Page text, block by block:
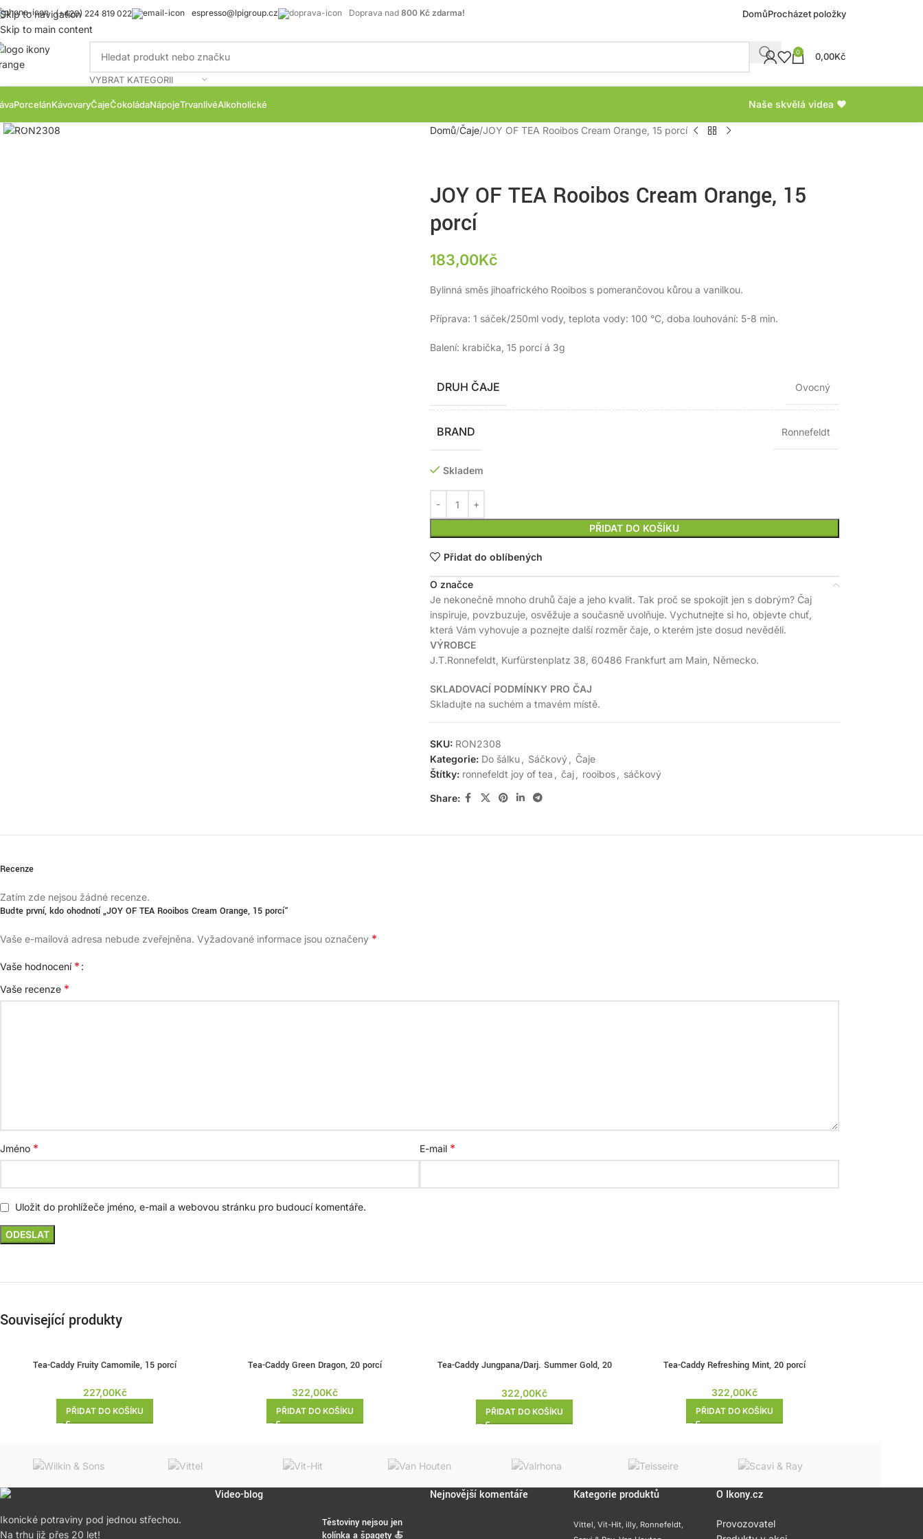
Skip to navigation
Skip to main content
(+420) 224 819 022 espresso@lpigroup.cz Doprava nad 800 Kč zdarma! DomůProcházet položky
VYBRAT KATEGORII
0 0,00Kč
PorcelánKávovaryČajeČokoládaNápojeTrvanlivéAlkoholické Naše skvělá videa ❤
Zobrazit produktovou fotku
Domů Čaje JOY OF TEA Rooibos Cream Orange, 15 porcí
JOY OF TEA Rooibos Cream Orange, 15
porcí
183,00Kč
Bylinná směs jihoafrického Rooibos s pomerančovou kůrou a vanilkou.
Příprava: 1 sáček/250ml vody, teplota vody: 100 °C, doba louhování: 5-8 min.
Balení: krabička, 15 porcí á 3g
DRUH ČAJE Ovocný
BRAND Ronnefeldt
Skladem
PŘIDAT DO KOŠÍKU
Přidat do oblíbených
O značce
Je nekonečně mnoho druhů čaje a jeho kvalit. Tak proč se spokojit jen s dobrým? Čaj
inspiruje, povzbuzuje, osvěžuje a současně uvolňuje. Vychutnejte si ho, objevte chuť,
která Vám vyhovuje a poznejte další rozměr čaje, o kterém jste dosud nevěděli.
VÝROBCE
J.T.Ronnefeldt, Kurfürstenplatz 38, 60486 Frankfurt am Main, Německo.
SKLADOVACÍ PODMÍNKY PRO ČAJ
Skladujte na suchém a tmavém místě.
SKU: RON2308
Kategorie: Do šálku Sáčkový
Čaje
Štítky: ronnefeldt joy of tea čaj rooibos sáčkový
Share:
Recenze
Zatím zde nejsou žádné recenze.
Buďte první, kdo ohodnotí „JOY OF TEA Rooibos Cream Orange, 15 porcí“
Vaše e-mailová adresa nebude zveřejněna. Vyžadované informace jsou označeny *
Vaše hodnocení *
Vaše recenze *
Jméno * E-mail *
Uložit do prohlížeče jméno, e-mail a webovou stránku pro budoucí komentáře.
Související produkty
Tea-Caddy Fruity Camomile, 15 porcí
227,00Kč
PŘIDAT DO KOŠÍKU
Tea-Caddy Green Dragon, 20 porcí
322,00Kč
PŘIDAT DO KOŠÍKU
Tea-Caddy Jungpana/Darj. Summer Gold, 20
322,00Kč
PŘIDAT DO KOŠÍKU
Tea-Caddy Refreshing Mint, 20 porcí
322,00Kč
PŘIDAT DO KOŠÍKU
Ikonické potraviny pod jednou střechou.
Na trhu již přes 20 let!
Video-blog
Těstoviny nejsou jen
kolínka a špagety 🍝
Nejnovější komentáře Kategorie produktů
Vittel, Vit-Hit, illy, Ronnefeldt,
O Ikony.cz
Provozovatel